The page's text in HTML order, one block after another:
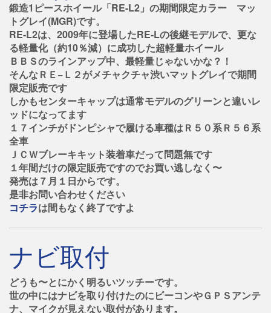
鍛造1ピースホイール「RE-L2」の期間限定カラー マッ
トグレイ(MGR)です。
RE-L2は、2009年に登場したRE-Lの後継モデルで、更な
る軽量化（約10％減）に成功した超軽量ホイール
ＢＢＳのラインアップ中、最軽量じゃないかな？！
そんなＲＥ−Ｌ２がメチャクチャ渋いマットグレイで期間
限定販売です
しかもセンターキャップは通常モデルのグリーンと違いレ
ッドになってます
１７インチがドンピシャで履ける車種はＲ５０系Ｒ５６系
全車
ＪＣＷブレーキキット装着車だって問題無です
１年間だけの限定販売ですのでお買い逃しなく〜
発売は７月１日からです。
是非お問い合わせください
コチラは間もなく終了ですよ
ナビ取付
どうも〜とにかく明るいツッチーです。
世の中にはナビを取り付けたのにビーコンやＧＰＳアンテ
ナ、マイクが見えない取付があります。